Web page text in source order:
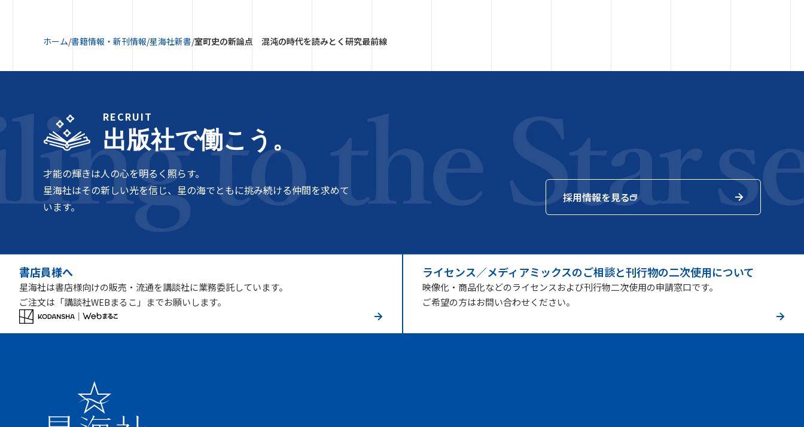
ホーム/書籍情報・新刊情報/星海社新書/室町史の新論点 混沌の時代を読みとく研究最前線
RECRUIT
出版社で働こう。
才能の輝きは人の心を明るく照らす。
星海社はその新しい光を信じ、星の海でともに挑み続ける仲間を求めて
います。
採用情報を見る
書店員様へ
星海社は書店様向けの販売・流通を講談社に業務委託しています。
ご注文は「講談社WEBまるこ」までお願いします。
ライセンス／メディアミックスのご相談と刊行物の二次使用について
映像化・商品化などのライセンスおよび刊行物二次使用の申請窓口です。
ご希望の方はお問い合わせください。